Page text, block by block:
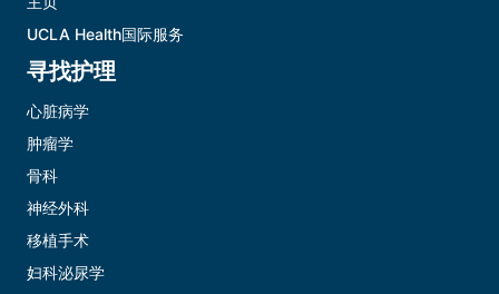
UCLA Health国际服务
寻找护理
心脏病学
肿瘤学
骨科
神经外科
移植手术
妇科泌尿学